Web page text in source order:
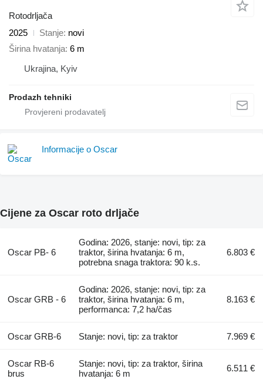
Rotodrljača
2025
Stanje novi
Širina hvatanja 6 m
Ukrajina, Kyiv
Prodazh tehniki
Informacije o Oscar
Cijene za Oscar roto drljače
Oscar PB- 6
Godina: 2026, stanje: novi, tip: za
traktor, širina hvatanja: 6 m,
potrebna snaga traktora: 90 k.s.
6.803 €
Oscar GRB - 6
Godina: 2026, stanje: novi, tip: za
traktor, širina hvatanja: 6 m,
performanca: 7,2 ha/čas
8.163 €
Oscar GRB-6 Stanje: novi, tip: za traktor 7.969 €
Oscar RB-6
brus
Stanje: novi, tip: za traktor, širina
hvatanja: 6 m
6.511 €